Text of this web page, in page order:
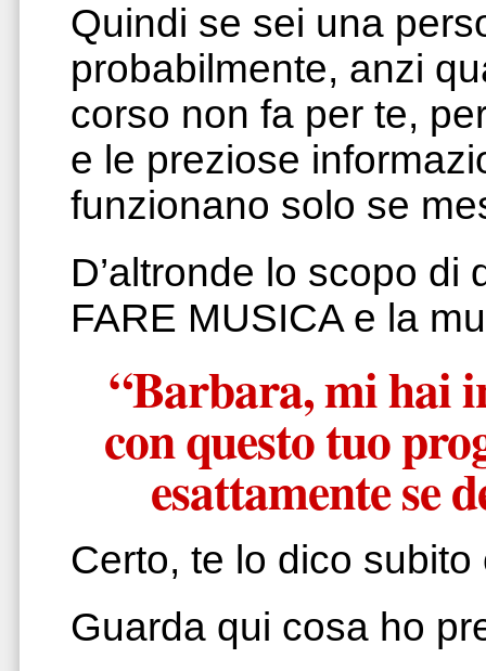
Quindi se sei una
probabilmente, anzi
corso non fa per te,
e le preziose
funzionano solo se
D’altronde lo scopo
FARE MUSICA e la
“Barbara, mi hai
con questo tuo
esattamente se
Certo, te lo dico
Guarda qui cosa ho